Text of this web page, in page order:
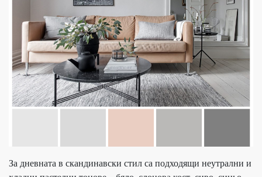
За дневната в скандинавски стил са подходящи неутрални и